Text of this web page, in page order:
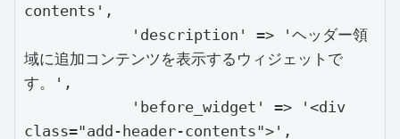
contents',
域に追加コンテンツを表示するウィジェットで
す。',
class="add-header-contents">',